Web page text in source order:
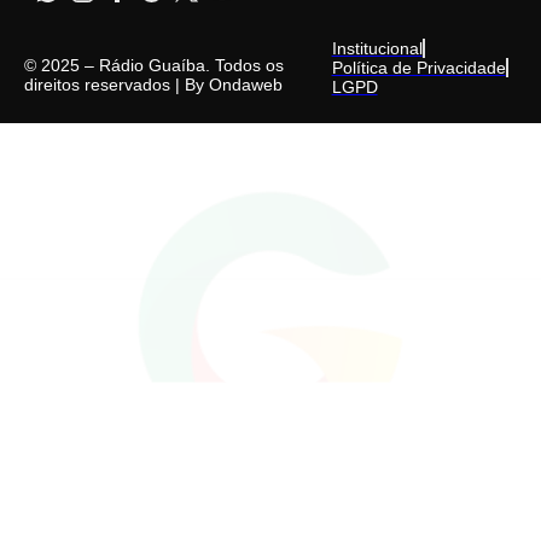
© 2025 – Rádio Guaíba. Todos os
direitos reservados | By Ondaweb
Institucional
Política de Privacidade
LGPD